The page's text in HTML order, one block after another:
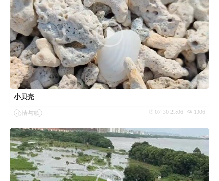
小贝壳
心情与歌 07-30 23:06 1006